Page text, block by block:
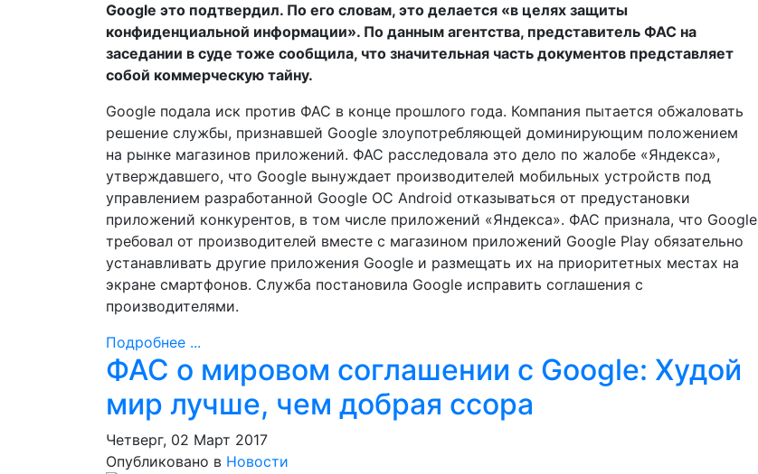
Google это подтвердил. По его словам, это делается «в целях защиты
конфиденциальной информации». По данным агентства, представитель ФАС на
заседании в суде тоже сообщила, что значительная часть документов представляет
собой коммерческую тайну.
Google подала иск против ФАС в конце прошлого года. Компания пытается обжаловать
решение службы, признавшей Google злоупотребляющей доминирующим положением
на рынке магазинов приложений. ФАС расследовала это дело по жалобе «Яндекса»,
утверждавшего, что Google вынуждает производителей мобильных устройств под
управлением разработанной Google ОС Android отказываться от предустановки
приложений конкурентов, в том числе приложений «Яндекса». ФАС признала, что Google
требовал от производителей вместе с магазином приложений Google Play обязательно
устанавливать другие приложения Google и размещать их на приоритетных местах на
экране смартфонов. Служба постановила Google исправить соглашения с
производителями.
Подробнее ...
ФАС о мировом соглашении с Google: Худой
мир лучше, чем добрая ссора
Четверг, 02 Март 2017
Опубликовано в Новости